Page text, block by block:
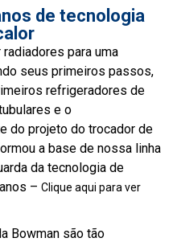
de tecnologia
para uma
seus primeiros passos,
refrigeradores de
e o
do projeto do trocador de
a base de nossa linha
da tecnologia de
– Clique aqui para ver
Bowman são tão